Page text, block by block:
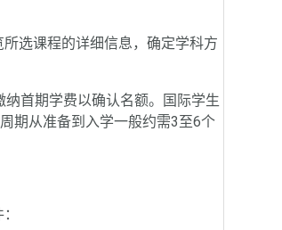
选课程的详细信息，确定学科方
首期学费以确认名额。国际学生
期从准备到入学一般约需3至6个